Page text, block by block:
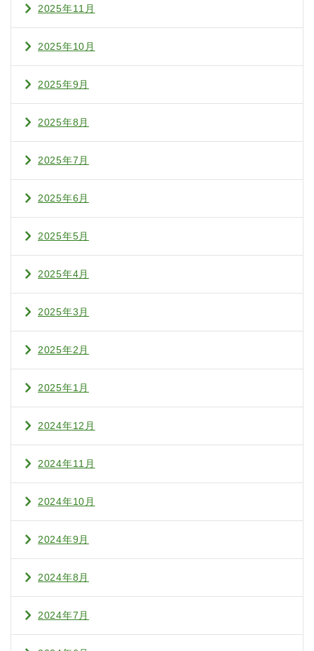
2025年11月
2025年10月
2025年9月
2025年8月
2025年7月
2025年6月
2025年5月
2025年4月
2025年3月
2025年2月
2025年1月
2024年12月
2024年11月
2024年10月
2024年9月
2024年8月
2024年7月